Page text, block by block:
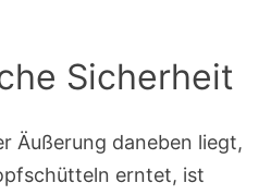
Sicherheit
Äußerung daneben liegt,
erntet, ist